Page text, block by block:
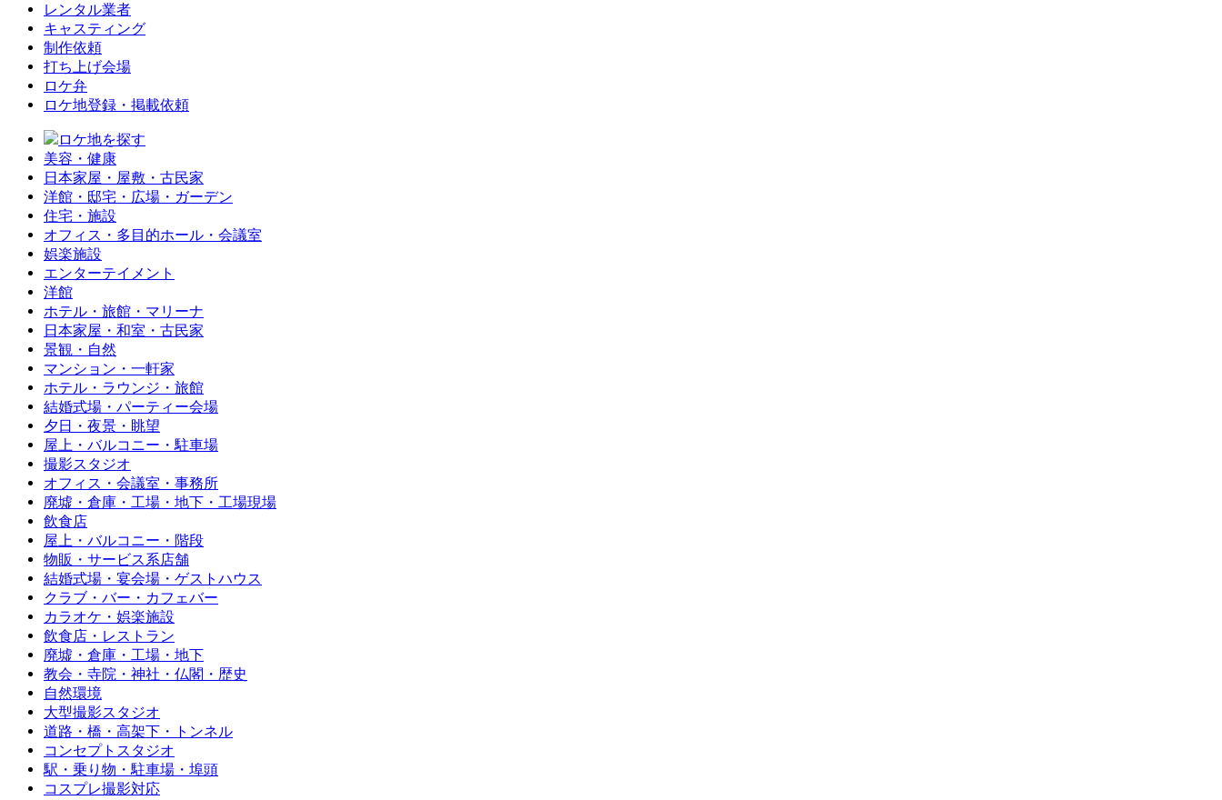
レンタル業者
キャスティング
制作依頼
打ち上げ会場
ロケ弁
ロケ地登録・掲載依頼
ロケ地を探す
美容・健康
日本家屋・屋敷・古民家
洋館・邸宅・広場・ガーデン
住宅・施設
オフィス・多目的ホール・会議室
娯楽施設
エンターテイメント
洋館
ホテル・旅館・マリーナ
日本家屋・和室・古民家
景観・自然
マンション・一軒家
ホテル・ラウンジ・旅館
結婚式場・パーティー会場
夕日・夜景・眺望
屋上・バルコニー・駐車場
撮影スタジオ
オフィス・会議室・事務所
廃墟・倉庫・工場・地下・工場現場
飲食店
屋上・バルコニー・階段
物販・サービス系店舗
結婚式場・宴会場・ゲストハウス
クラブ・バー・カフェバー
カラオケ・娯楽施設
飲食店・レストラン
廃墟・倉庫・工場・地下
教会・寺院・神社・仏閣・歴史
自然環境
大型撮影スタジオ
道路・橋・高架下・トンネル
コンセプトスタジオ
駅・乗り物・駐車場・埠頭
コスプレ撮影対応